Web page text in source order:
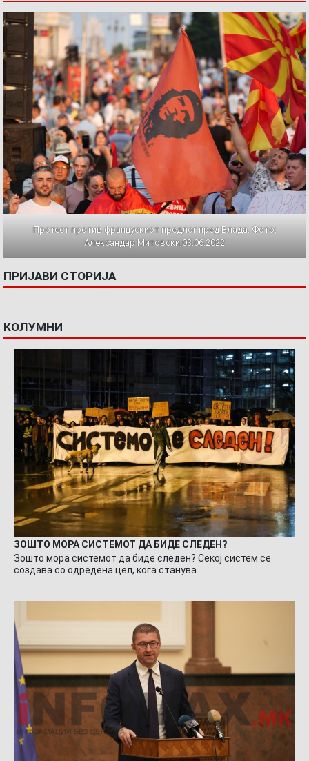
Протест против францускиот предлог пред Влада. Фото:
Александар Митовски,03.06.2022
ПРИЈАВИ СТОРИЈА
КОЛУМНИ
ЗОШТО МОРА СИСТЕМОТ ДА БИДЕ СЛЕДЕН?
Зошто мора системот да биде следен? Секој систем се
создава со одредена цел, кога станува…